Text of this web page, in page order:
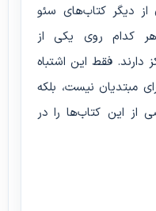
دیگر کتاب‌های سئو
کدام روی یکی از
فقط این اشتباه
مبتدیان نیست، بلکه
از این کتاب‌ها را در